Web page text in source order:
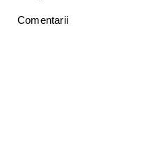
Comentarii